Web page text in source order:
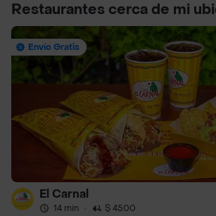
Restaurantes cerca de mi
Envío Gratis
El Carnal
14 min · $ 4500